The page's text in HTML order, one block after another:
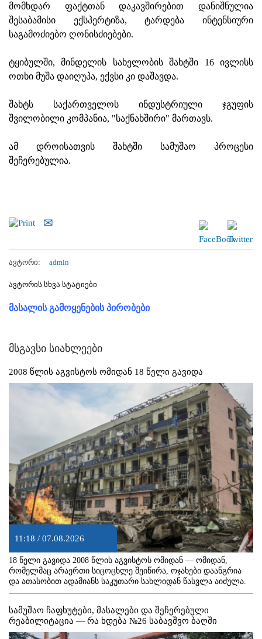
მომხდარ ფაქტთან დაკავშირებით დანიშნულია
შესაბამისი ექსპერტიზა, ტარდება ინტენსიური
საგამოძიებო ღონისძიებები.
ტყიბულში, მინდელის სახელობის შახტში 16 ივლისს
ოთხი მუშა დაიღუპა, ექვსი კი დაშავდა.
შახტს საქართველოს ინდუსტრიული ჯგუფის
შვილობილი კომპანია, "საქნახშირი" მართავს.
ამ დროისათვის შახტში სამუშაო პროცესი
შეჩერებულია.
ავტორი: admin
ავტორის სხვა სტატიები
მასალის გამოყენების პირობები
მსგავსი სიახლეები
2008 წლის აგვისტოს ომიდან 18 წელი გავიდა
11:18 / 07.08.2026
18 წელი გავიდა 2008 წლის აგვისტოს ომიდან — ომიდან,
რომელმაც არაერთი სიცოცხლე შეიწირა, ოჯახები დაანგრია
და ათასობით ადამიანს საკუთარი სახლიდან წასვლა აიძულა.
სამუშაო ჩაფხუტები, მასალები და შეჩერებული
რეაბილიტაცია — რა ხდება №26 საბავშვო ბაღში